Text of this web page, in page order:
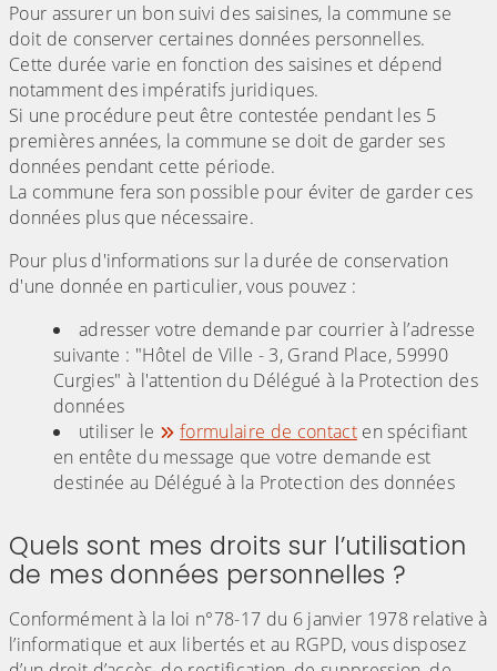
Pour assurer un bon suivi des saisines, la commune se
doit de conserver certaines données personnelles.
Cette durée varie en fonction des saisines et dépend
notamment des impératifs juridiques.
Si une procédure peut être contestée pendant les 5
premières années, la commune se doit de garder ses
données pendant cette période.
La commune fera son possible pour éviter de garder ces
données plus que nécessaire.
Pour plus d'informations sur la durée de conservation
d'une donnée en particulier, vous pouvez :
adresser votre demande par courrier à l’adresse
suivante : "Hôtel de Ville - 3, Grand Place, 59990
Curgies" à l'attention du Délégué à la Protection des
données
utiliser le
formulaire de contacten spécifiant
en entête du message que votre demande est
destinée au Délégué à la Protection des données
Quels sont mes droits sur l’utilisation
de mes données personnelles ?
Conformément à la loi n°78-17 du 6 janvier 1978 relative à
l’informatique et aux libertés et au RGPD, vous disposez